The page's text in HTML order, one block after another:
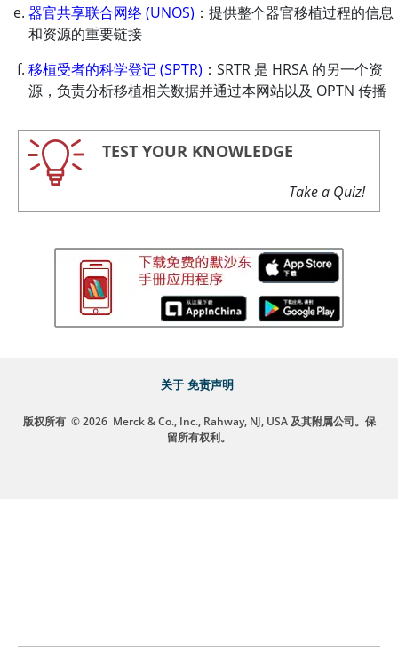
器官共享联合网络 (UNOS) ：提供整个器官移植过程的信息
和资源的重要链接
移植受者的科学登记 (SPTR) ：SRTR 是 HRSA 的另一个资
源，负责分析移植相关数据并通过本网站以及 OPTN 传播
TEST YOUR KNOWLEDGE
Take a Quiz!
关于 免责声明
版权所有 © 2026 Merck & Co., Inc., Rahway, NJ, USA 及其附属公司。保
留所有权利。